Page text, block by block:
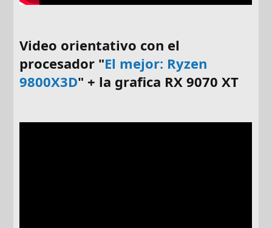
Video orientativo con el
procesador "El mejor: Ryzen
9800X3D" + la grafica RX 9070 XT